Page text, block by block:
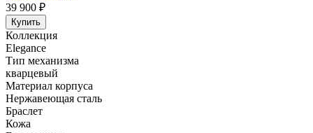
39 900 ₽
Купить
Коллекция
Elegance
Тип механизма
кварцевый
Материал корпуса
Нержавеющая сталь
Браслет
Кожа